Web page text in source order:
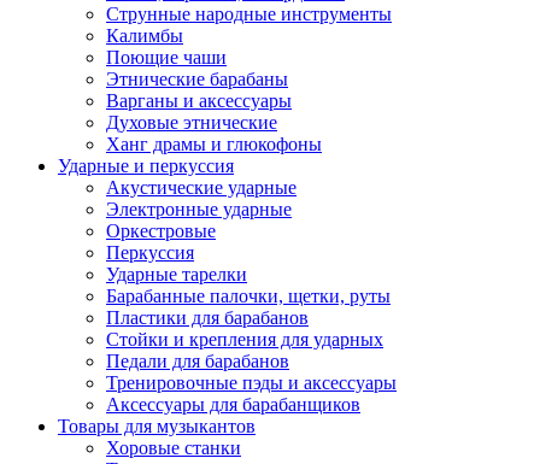
Струнные народные инструменты
Калимбы
Поющие чаши
Этнические барабаны
Варганы и аксессуары
Духовые этнические
Ханг драмы и глюкофоны
Ударные и перкуссия
Акустические ударные
Электронные ударные
Оркестровые
Перкуссия
Ударные тарелки
Барабанные палочки, щетки, руты
Пластики для барабанов
Стойки и крепления для ударных
Педали для барабанов
Тренировочные пэды и аксессуары
Аксессуары для барабанщиков
Товары для музыкантов
Хоровые станки